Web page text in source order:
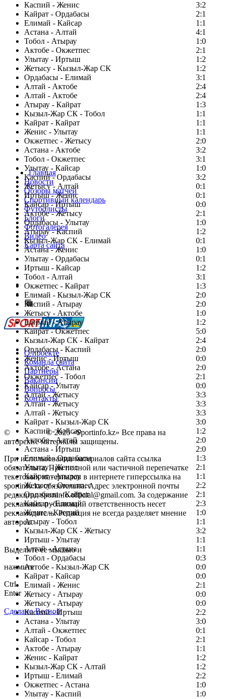
Каспий - Женис
3:2
Кайрат - Ордабасы
2:1
Елимай - Кайсар
1:1
Астана - Алтай
4:1
Тобол - Атырау
1:0
Актобе - Окжетпес
2:1
Улытау - Иртыш
1:2
Жетысу - Кызыл-Жар СК
1:2
Ордабасы - Елимай
3:1
Алтай - Актобе
2:4
Алтай - Актобе
2:4
Атырау - Кайрат
1:3
Кызыл-Жар СК - Тобол
1:1
Кайрат - Кайрат
1:1
Женис - Улытау
1:1
Окжетпес - Жетысу
2:0
Астана - Актобе
3:2
Тобол - Окжетпес
3:1
Улытау - Кайсар
1:0
Каспий - Ордабасы
3:2
Жетысу - Алтай
0:1
Иртыш - Женис
0:1
Кайсар - Иртыш
0:0
Актобе - Жетысу
2:1
Ордабасы - Улытау
1:0
Атырау - Каспий
1:2
Кызыл-Жар СК - Елимай
0:1
Астана - Женис
1:0
Улытау - Ордабасы
0:1
Иртыш - Кайсар
1:2
Тобол - Алтай
3:1
Окжетпес - Кайрат
1:3
Елимай - Кызыл-Жар СК
2:0
Каспий - Атырау
2:0
Жетысу - Актобе
1:0
Елимай - Атырау
1:2
Кайрат - Окжетпес
5:0
Кызыл-Жар СК - Кайрат
2:4
Ордабасы - Каспий
2:0
Женис - Иртыш
0:0
Актобе - Астана
2:0
Окжетпес - Тобол
2:1
Кайсар - Улытау
0:0
Алтай - Жетысу
3:3
Алтай - Жетысу
3:3
Алтай - Жетысу
3:3
Кайрат - Кызыл-Жар СК
3:0
Каспий - Кайсар
1:2
Актобе - Алтай
2:0
Астана - Иртыш
2:0
Елимай - Ордабасы
1:3
Улытау - Женис
2:1
Кайрат - Атырау
1:1
Жетысу - Окжетпес
2:2
Ордабасы - Кайрат
2:1
Кайсар - Елимай
2:3
Женис - Каспий
1:0
Атырау - Тобол
1:1
Кызыл-Жар СК - Жетысу
3:2
Иртыш - Улытау
1:1
Алтай - Астана
1:1
Тобол - Ордабасы
0:3
Актобе - Кызыл-Жар СК
0:0
Кайрат - Кайсар
0:0
Елимай - Женис
2:1
Жетысу - Атырау
0:0
Жетысу - Атырау
0:0
Каспий - Иртыш
2:2
Астана - Улытау
3:0
Алтай - Окжетпес
0:1
Кайсар - Тобол
2:1
Актобе - Атырау
1:1
Женис - Кайрат
1:2
Кызыл-Жар СК - Алтай
1:2
Иртыш - Елимай
2:2
Окжетпес - Астана
1:0
Улытау - Каспий
1:0
Главная
Новости
Обзоры матчей
Спортивный календарь
Футболисты
Блоги
Фотогалерея
Видео
Карта сайта
Есть идея?
Сообщить о мероприятии
Перейти на старый сайт
О проекте
Команда сайта
Партнеры
Вакансии
Вопросы
Контакты
© Copyright© 2025 «Sportinfo.kz» Все права на
авторские материалы защищены.
При использовании материалов сайта ссылка
обязательна. При полной или частичной перепечатке
текстовых материалов в интернете гиперссылка на
sportinfo.kz обязательна. Адрес электронной почты
редакции: sportinfo.official@gmail.com. За содержание
рекламных публикаций ответственность несет
рекламодатель. Редакция не всегда разделяет мнение
авторов.
Заметили ошибку в тексте?
Выделите ее мышью и
нажмите
Ctrl
Enter
Сделано Весной